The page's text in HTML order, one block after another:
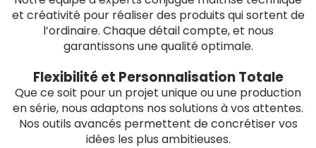
et créativité pour réaliser des produits qui sortent de
l’ordinaire. Chaque détail compte, et nous
garantissons une qualité optimale.
Flexibilité et Personnalisation Totale
Que ce soit pour un projet unique ou une production
en série, nous adaptons nos solutions à vos attentes.
Nos outils avancés permettent de concrétiser vos
idées les plus ambitieuses.